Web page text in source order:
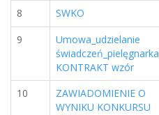
8 SWKO
9
Umowa_udzielanie
świadczeń_pielęgnarka_
KONTRAKT wzór
10
ZAWIADOMIENIE O
WYNIKU KONKURSU